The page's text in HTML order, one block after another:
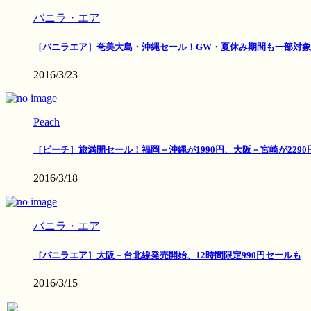
バニラ・エア
［バニラエア］奄美大島・沖縄セール！GW・夏休み期間も一部対象
2016/3/23
Peach
［ピーチ］旅満開セール！福岡－沖縄が1990円、大阪－宮崎が2290
2016/3/18
バニラ・エア
［バニラエア］大阪－台北線発売開始、12時間限定990円セールも
2016/3/15